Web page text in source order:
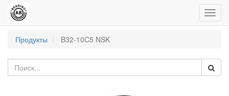
Продукты
B32-10C5 NSK